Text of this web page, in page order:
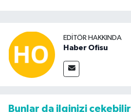
EDITÖR HAKKINDA
Haber Ofisu
Bunlar da ilginizi çekebilir